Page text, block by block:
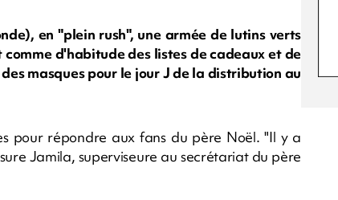
en "plein rush", une armée de lutins verts
d'habitude des listes de cadeaux et de
masques pour le jour J de la distribution au
pour répondre aux fans du père Noël. "Il y a
Jamila, superviseure au secrétariat du père